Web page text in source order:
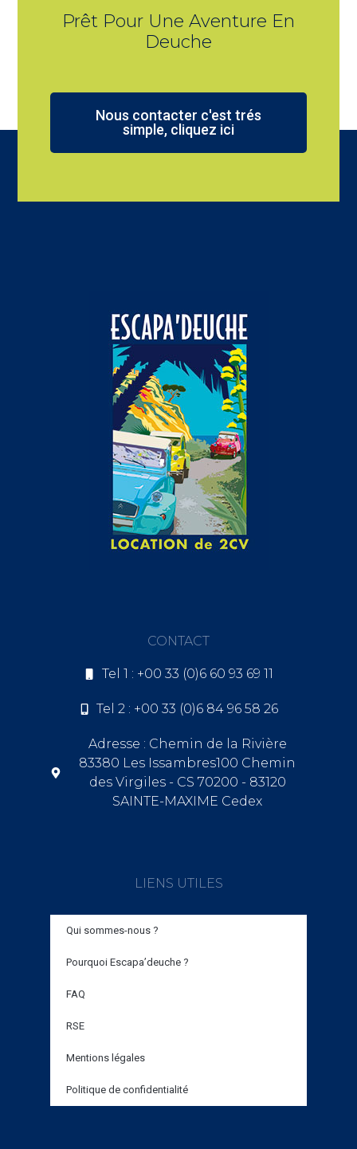
Prêt Pour Une Aventure En
Deuche
Nous contacter c'est trés
simple, cliquez ici
CONTACT
Tel 1 : +00 33 (0)6 60 93 69 11
Tel 2 : +00 33 (0)6 84 96 58 26
Adresse : Chemin de la Rivière
83380 Les Issambres100 Chemin
des Virgiles - CS 70200 - 83120
SAINTE-MAXIME Cedex
LIENS UTILES
Qui sommes-nous ?
Pourquoi Escapa’deuche ?
FAQ
RSE
Mentions légales
Politique de confidentialité